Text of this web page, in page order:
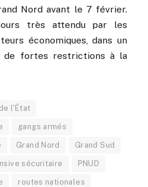
Nord avant le 7 février.
très attendu par les
économiques, dans un
de fortes restrictions à la
l'État
gangs armés
Grand Nord Grand Sud
sécuritaire PNUD
routes nationales